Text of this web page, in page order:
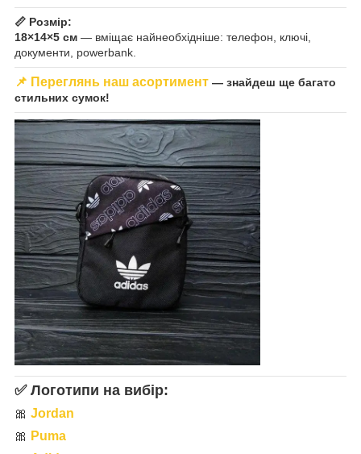
📏 Розмір:
18×14×5 см — вміщає найнеобхідніше: телефон, ключі,
документи, powerbank.
📌 Переглянь наш асортимент — знайдеш ще багато
стильних сумок!
✅ Логотипи на вибір:
🎀 Jordan
🎀 Puma